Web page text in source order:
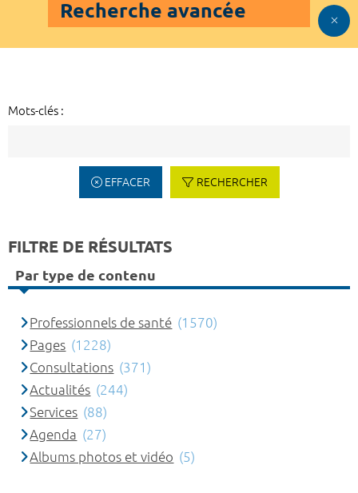
Recherche avancée
Mots-clés :
EFFACER RECHERCHER
FILTRE DE RÉSULTATS
Par type de contenu
Professionnels de santé (1570)
Pages (1228)
Consultations (371)
Actualités (244)
Services (88)
Agenda (27)
Albums photos et vidéo (5)